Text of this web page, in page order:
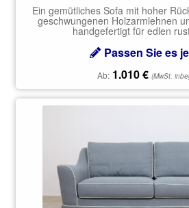
Ein gemütliches Sofa mit hoher
geschwungenen Holzarmlehnen
handgefertigt für edlen
Passen Sie es
Ab: 1.010€ (MwSt.